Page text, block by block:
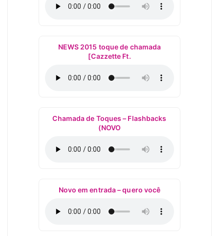
NEWS 2015 toque de chamada
[Cazzette Ft.
Chamada de Toques – Flashbacks
(NOVO
Novo em entrada – quero você